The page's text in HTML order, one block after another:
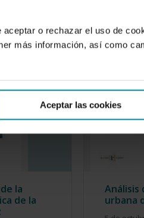
o rechazar el uso de
más información, así como
Aceptar las cookies
la
de la
Análisis
urbana